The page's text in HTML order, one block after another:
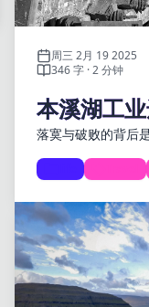
周三 2月 19 2025
346 字 · 2 分钟
本溪湖工
落寞与破败的背后